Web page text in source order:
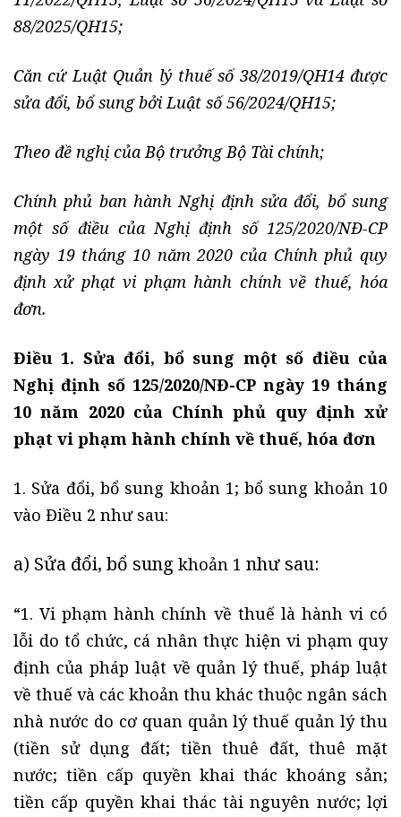
88/2025/QH15;
Căn cứ Luật Quản lý thuế số 38/2019/QH14 được
sửa đổi, bổ sung bởi Luật số 56/2024/QH15;
Theo đề nghị của Bộ trưởng Bộ Tài chính;
Chính phủ ban hành Nghị định sửa đổi, bổ sung
một số điều của Nghị định số 125/2020/NĐ-CP
ngày 19 tháng 10 năm 2020 của Chính phủ quy
định xử phạt vi phạm hành chính về thuế, hóa
đơn.
Điều 1. Sửa đổi, bổ sung một số điều của
Nghị định số 125/2020/NĐ-CP ngày 19 tháng
10 năm 2020 của Chính phủ quy định xử
phạt vi phạm hành chính về thuế, hóa đơn
1. Sửa đổi, bổ sung khoản 1; bổ sung khoản 10
vào Điều 2 như sau:
a) Sửa đổi, bổ sung khoản 1 như sau:
“1. Vi phạm hành chính về thuế là hành vi có
lỗi do tổ chức, cá nhân thực hiện vi phạm quy
định của pháp luật về quản lý thuế, pháp luật
về thuế và các khoản thu khác thuộc ngân sách
nhà nước do cơ quan quản lý thuế quản lý thu
(tiền sử dụng đất; tiền thuê đất, thuê mặt
nước; tiền cấp quyền khai thác khoáng sản;
tiền cấp quyền khai thác tài nguyên nước; lợi